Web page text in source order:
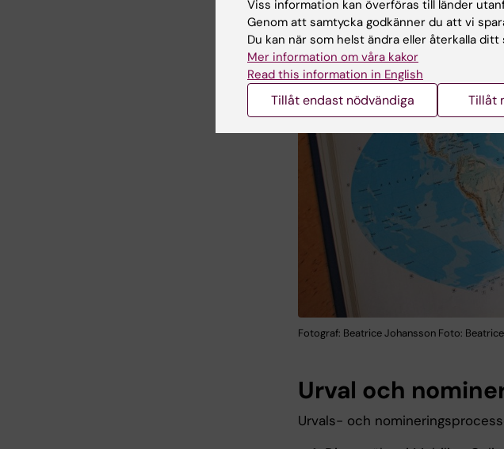
Fotograf: Beatrice Johansson Foto:
Urval och
Urvals- och
Viss information kan överföras till länder
Genom att samtycka godkänner du att vi
Du kan när som helst ändra eller återkalla
Mer information om våra kakor
Read this information in English
Tillåt endast nödvändiga Tillåt